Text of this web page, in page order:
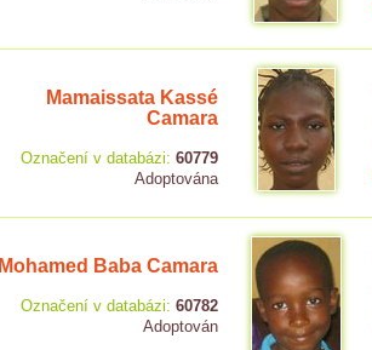
Mamaissata Kassé
Camara
Označení v databázi: 60779
Adoptována
Mohamed Baba Camara
Označení v databázi: 60782
Adoptován